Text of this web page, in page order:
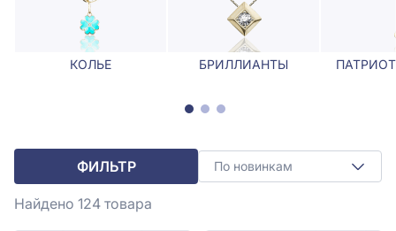
КОЛЬЕ БРИЛЛИАНТЫ
ФИЛЬТР По новинкам
Найдено 124 товара